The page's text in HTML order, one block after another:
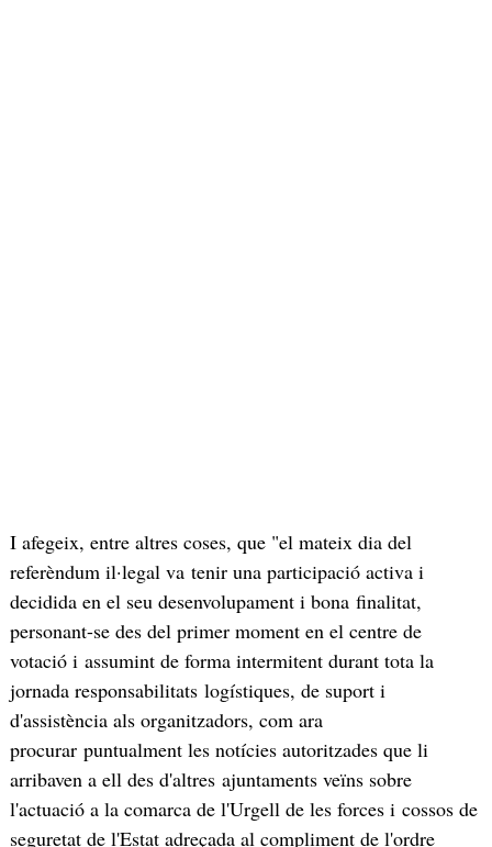
I afegeix, entre altres coses, que "el mateix dia del
referèndum il·legal va tenir una participació activa i
decidida en el seu desenvolupament i bona finalitat,
personant-se des del primer moment en el centre de
votació i assumint de forma intermitent durant tota la
jornada responsabilitats logístiques, de suport i
d'assistència als organitzadors, com ara
procurar puntualment les notícies autoritzades que li
arribaven a ell des d'altres ajuntaments veïns sobre
l'actuació a la comarca de l'Urgell de les forces i cossos de
seguretat de l'Estat adreçada al compliment de l'ordre